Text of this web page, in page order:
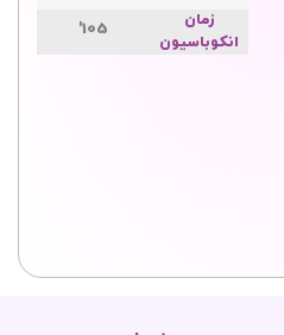
زمان
انکوباسیون
105'